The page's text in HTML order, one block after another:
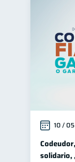
10 /
solidario,